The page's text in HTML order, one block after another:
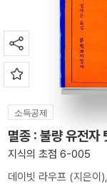
소득공제
멸종 : 불량 유전자
지식의 초점 6-005
데이빗 라우프 (지은이),